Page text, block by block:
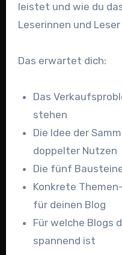
leistet und wie du
Leserinnen und
Das erwartet dich:
Das
stehen
Die Idee der
doppelter Nutzen
Die fünf
Konkrete
für deinen Blog
Für welche Blogs
spannend ist